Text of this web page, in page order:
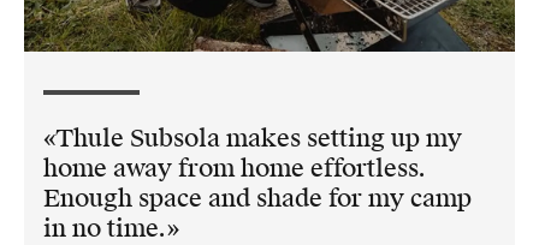
Thule Subsola makes setting up my
home away from home effortless.
Enough space and shade for my camp
in no time.